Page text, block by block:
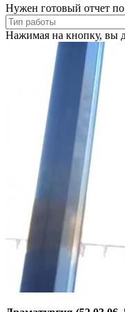
Нужен готовый отчет
Нажимая на кнопку, вы